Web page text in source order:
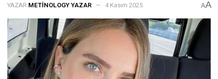
YAZAR METINOLOGY YAZAR 4 Kasım 2025 AA